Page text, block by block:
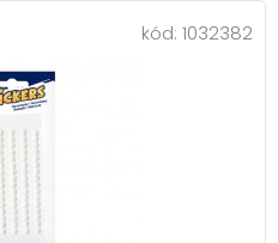
kód: 1032382